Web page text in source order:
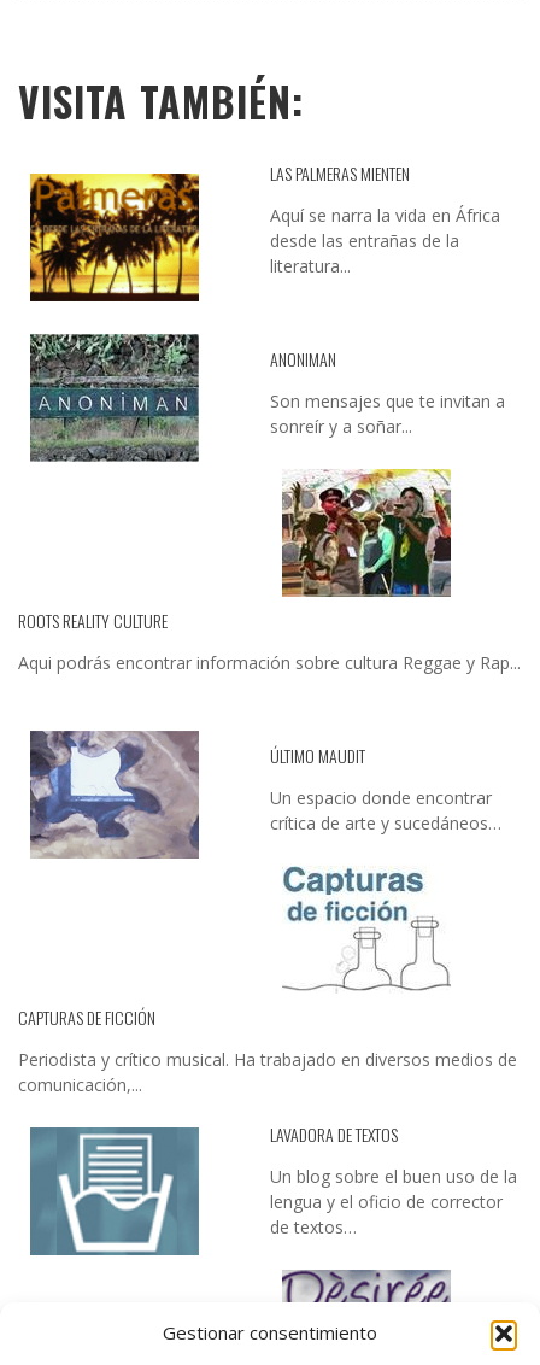
Gestionar consentimiento
VISITA TAMBIÉN:
LAS PALMERAS MIENTEN
Aquí se narra la vida en África
desde las entrañas de la
literatura...
ANONIMAN
Son mensajes que te invitan a
sonreír y a soñar...
ROOTS REALITY CULTURE
Aqui podrás encontrar información sobre cultura Reggae y Rap...
ÚLTIMO MAUDIT
Un espacio donde encontrar
crítica de arte y sucedáneos…
CAPTURAS DE FICCIÓN
Periodista y crítico musical. Ha trabajado en diversos medios de
comunicación,...
LAVADORA DE TEXTOS
Un blog sobre el buen uso de la
lengua y el oficio de corrector
de textos…